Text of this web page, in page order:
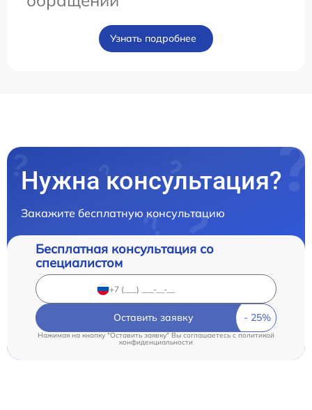
Узнать подробнее
Нужна консультация?
Закажите бесплатную консультацию
Бесплатная консультация со
специалистом
Оставить заявку
Нажимая на кнопку "Оставить заявку" Вы соглашаетесь cполитикой
конфиденциальности